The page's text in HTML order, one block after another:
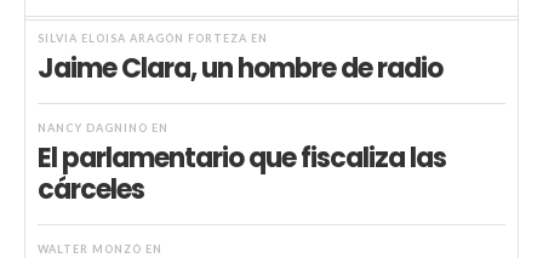
SILVIA ELOISA ARAGÓN FORTEZA EN
Jaime Clara, un hombre de radio
NANCY DAGNINO EN
El parlamentario que fiscaliza las
cárceles
WALTER MONZÓ EN